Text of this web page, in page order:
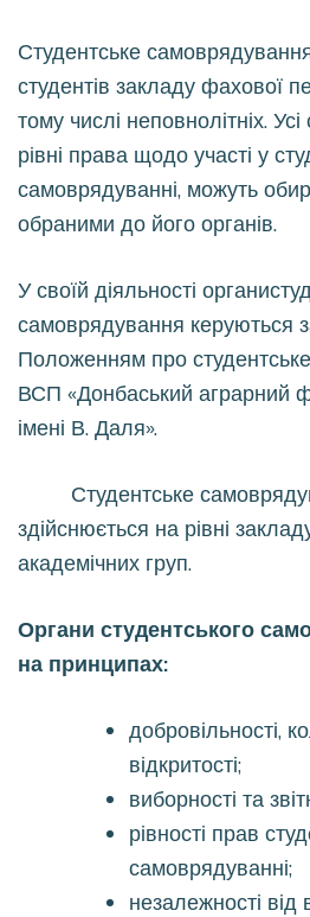
Студентське
студентів закладу фахової
тому числі неповнолітніх.
рівні права щодо участі у
самоврядуванні, можуть
обраними до його органів.
У своїй діяльності
самоврядування керуються
Положенням про
ВСП «Донбаський аграрний
імені В. Даля».
Студентське
здійснюється на рівні
академічних груп.
Органи студентського
на принципах:
добровільності,
відкритості;
виборності та
рівності прав
самоврядуванні;
незалежності від